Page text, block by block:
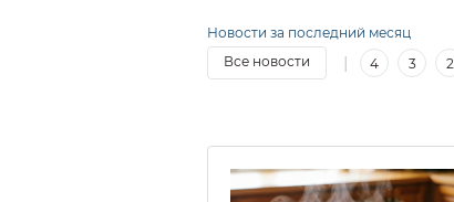
Новости за последний месяц
Все новости
| 4 3 2